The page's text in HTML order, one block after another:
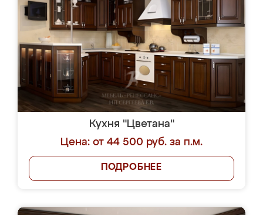
Кухня "Цветана"
Цена: от 44 500 руб. за п.м.
ПОДРОБНЕЕ